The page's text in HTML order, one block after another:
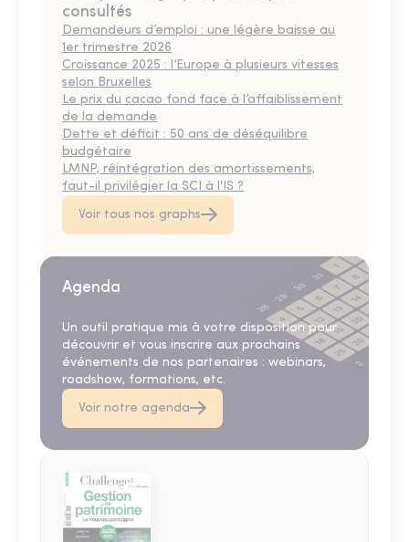
consultés
Demandeurs d’emploi : une légère baisse au
1er trimestre 2026
Croissance 2025 : l’Europe à plusieurs vitesses
selon Bruxelles
Le prix du cacao fond face à l’affaiblissement
de la demande
Dette et déficit : 50 ans de déséquilibre
budgétaire
LMNP, réintégration des amortissements,
faut-il privilégier la SCI à l'IS ?
Voir tous nos graphs
Agenda
Un outil pratique mis à votre disposition pour
découvrir et vous inscrire aux prochains
événements de nos partenaires : webinars,
roadshow, formations, etc.
Voir notre agenda